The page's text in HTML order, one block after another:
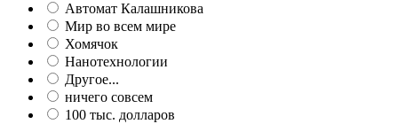
Автомат Калашникова
Мир во всем мире
Хомячок
Нанотехнологии
Другое...
ничего совсем
100 тыс. долларов